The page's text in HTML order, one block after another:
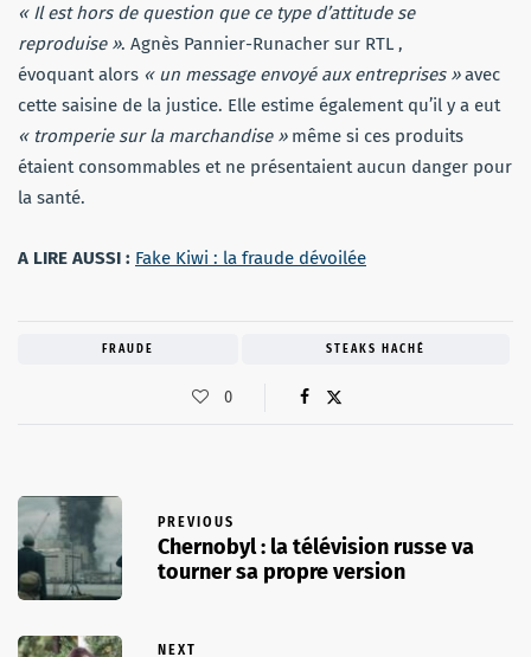
« Il est hors de question que ce type d’attitude se
reproduise ». Agnès Pannier-Runacher sur RTL ,
évoquant alors « un message envoyé aux entreprises »avec
cette saisine de la justice. Elle estime également qu’il y a eut
« tromperie sur la marchandise »même si ces produits
étaient consommables et ne présentaient aucun danger pour
la santé.
A LIRE AUSSI : Fake Kiwi : la fraude dévoilée
FRAUDE STEAKS HACHÉ
0
PREVIOUS
Chernobyl : la télévision russe va
tourner sa propre version
NEXT